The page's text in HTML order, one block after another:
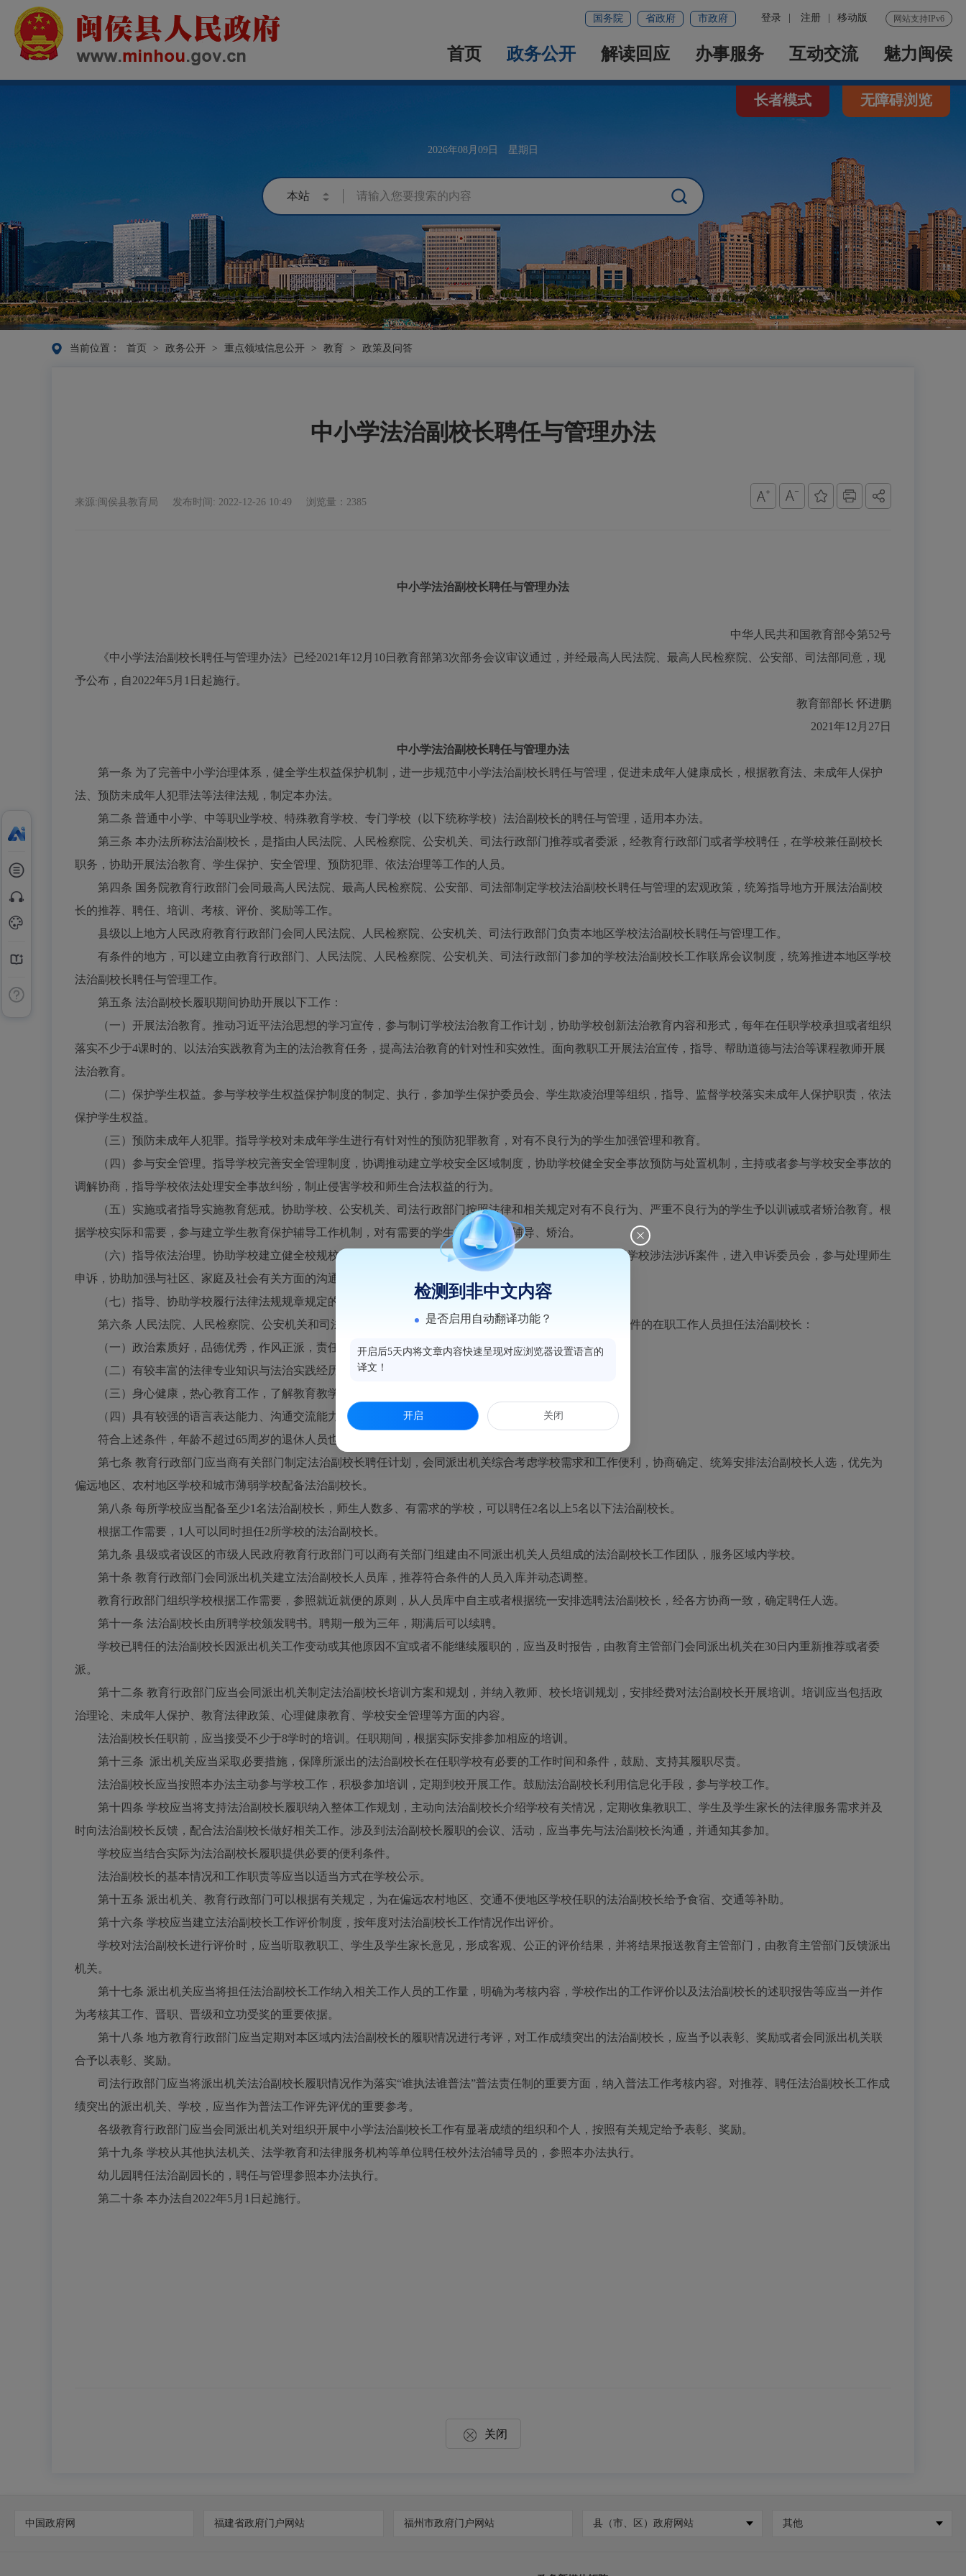
网站支持IPv6
登录 注册 移动版
国务院 省政府 市政府
首页 政务公开 解读回应 办事服务 互动交流 魅力闽侯
2026年08月09日 星期日
长者模式 无障碍浏览
当前位置： 首页 > 政务公开 > 重点领域信息公开 > 教育 > 政策及问答
中小学法治副校长聘任与管理办法
来源:闽侯县教育局 发布时间: 2022-12-26 10:49 浏览量：2385
中小学法治副校长聘任与管理办法
中华人民共和国教育部令第52号
《中小学法治副校长聘任与管理办法》已经2021年12月10日教育部第3次部务会议审议通过，并经最高人民法院、最高人民检察院、公安部、司法部同意，现
予公布，自2022年5月1日起施行。
教育部部长 怀进鹏
2021年12月27日
中小学法治副校长聘任与管理办法
第一条 为了完善中小学治理体系，健全学生权益保护机制，进一步规范中小学法治副校长聘任与管理，促进未成年人健康成长，根据教育法、未成年人保护
法、预防未成年人犯罪法等法律法规，制定本办法。
第二条 普通中小学、中等职业学校、特殊教育学校、专门学校（以下统称学校）法治副校长的聘任与管理，适用本办法。
第三条 本办法所称法治副校长，是指由人民法院、人民检察院、公安机关、司法行政部门推荐或者委派，经教育行政部门或者学校聘任，在学校兼任副校长
职务，协助开展法治教育、学生保护、安全管理、预防犯罪、依法治理等工作的人员。
第四条 国务院教育行政部门会同最高人民法院、最高人民检察院、公安部、司法部制定学校法治副校长聘任与管理的宏观政策，统筹指导地方开展法治副校
长的推荐、聘任、培训、考核、评价、奖励等工作。
县级以上地方人民政府教育行政部门会同人民法院、人民检察院、公安机关、司法行政部门负责本地区学校法治副校长聘任与管理工作。
有条件的地方，可以建立由教育行政部门、人民法院、人民检察院、公安机关、司法行政部门参加的学校法治副校长工作联席会议制度，统筹推进本地区学校
法治副校长聘任与管理工作。
第五条 法治副校长履职期间协助开展以下工作：
（一）开展法治教育。推动习近平法治思想的学习宣传，参与制订学校法治教育工作计划，协助学校创新法治教育内容和形式，每年在任职学校承担或者组织
落实不少于4课时的、以法治实践教育为主的法治教育任务，提高法治教育的针对性和实效性。面向教职工开展法治宣传，指导、帮助道德与法治等课程教师开展
法治教育。
（二）保护学生权益。参与学校学生权益保护制度的制定、执行，参加学生保护委员会、学生欺凌治理等组织，指导、监督学校落实未成年人保护职责，依法
保护学生权益。
（三）预防未成年人犯罪。指导学校对未成年学生进行有针对性的预防犯罪教育，对有不良行为的学生加强管理和教育。
（四）参与安全管理。指导学校完善安全管理制度，协调推动建立学校安全区域制度，协助学校健全安全事故预防与处置机制，主持或者参与学校安全事故的
调解协商，指导学校依法处理安全事故纠纷，制止侵害学校和师生合法权益的行为。
（五）实施或者指导实施教育惩戒。协助学校、公安机关、司法行政部门按照法律和相关规定对有不良行为、严重不良行为的学生予以训诫或者矫治教育。根
据学校实际和需要，参与建立学生教育保护辅导工作机制，对有需要的学生进行专门的辅导、矫治。
（六）指导依法治理。协助学校建立健全校规校纪、完善各类规章制度，参与校规校纪的审核，协助处理学校涉法涉诉案件，进入申诉委员会，参与处理师生
申诉，协助加强与社区、家庭及社会有关方面的沟通联系。
（七）指导、协助学校履行法律法规规章规定的其他职责。
第六条 人民法院、人民检察院、公安机关和司法行政部门（以下称派出机关）应当遴选、推荐符合以下条件的在职工作人员担任法治副校长：
（一）政治素质好，品德优秀，作风正派，责任心强；
（二）有较丰富的法律专业知识与法治实践经历，从事法治工作三年以上；
（三）身心健康，热心教育工作，了解教育教学规律和学生的身心特点，关心学生健康成长；
（四）具有较强的语言表达能力、沟通交流能力和组织协调能力。
符合上述条件，年龄不超过65周岁的退休人员也可以经推荐担任一个任期的法治副校长。
第七条 教育行政部门应当商有关部门制定法治副校长聘任计划，会同派出机关综合考虑学校需求和工作便利，协商确定、统筹安排法治副校长人选，优先为
偏远地区、农村地区学校和城市薄弱学校配备法治副校长。
第八条 每所学校应当配备至少1名法治副校长，师生人数多、有需求的学校，可以聘任2名以上5名以下法治副校长。
根据工作需要， 1人可以同时担任2所学校的法治副校长。
第九条 县级或者设区的市级人民政府教育行政部门可以商有关部门组建由不同派出机关人员组成的法治副校长工作团队，服务区域内学校。
第十条 教育行政部门会同派出机关建立法治副校长人员库，推荐符合条件的人员入库并动态调整。
教育行政部门组织学校根据工作需要，参照就近就便的原则，从人员库中自主或者根据统一安排选聘法治副校长，经各方协商一致，确定聘任人选。
第十一条 法治副校长由所聘学校颁发聘书。聘期一般为三年，期满后可以续聘。
学校已聘任的法治副校长因派出机关工作变动或其他原因不宜或者不能继续履职的，应当及时报告，由教育主管部门会同派出机关在30日内重新推荐或者委
派。
第十二条 教育行政部门应当会同派出机关制定法治副校长培训方案和规划，并纳入教师、校长培训规划，安排经费对法治副校长开展培训。培训应当包括政
治理论、未成年人保护、教育法律政策、心理健康教育、学校安全管理等方面的内容。
法治副校长任职前，应当接受不少于8学时的培训。任职期间，根据实际安排参加相应的培训。
第十三条 派出机关应当采取必要措施，保障所派出的法治副校长在任职学校有必要的工作时间和条件，鼓励、支持其履职尽责。
法治副校长应当按照本办法主动参与学校工作，积极参加培训，定期到校开展工作。鼓励法治副校长利用信息化手段，参与学校工作。
第十四条 学校应当将支持法治副校长履职纳入整体工作规划，主动向法治副校长介绍学校有关情况，定期收集教职工、学生及学生家长的法律服务需求并及
时向法治副校长反馈，配合法治副校长做好相关工作。涉及到法治副校长履职的会议、活动，应当事先与法治副校长沟通，并通知其参加。
学校应当结合实际为法治副校长履职提供必要的便利条件。
法治副校长的基本情况和工作职责等应当以适当方式在学校公示。
第十五条 派出机关、教育行政部门可以根据有关规定，为在偏远农村地区、交通不便地区学校任职的法治副校长给予食宿、交通等补助。
第十六条 学校应当建立法治副校长工作评价制度，按年度对法治副校长工作情况作出评价。
学校对法治副校长进行评价时，应当听取教职工、学生及学生家长意见，形成客观、公正的评价结果，并将结果报送教育主管部门，由教育主管部门反馈派出
机关。
第十七条 派出机关应当将担任法治副校长工作纳入相关工作人员的工作量，明确为考核内容，学校作出的工作评价以及法治副校长的述职报告等应当一并作
为考核其工作、晋职、晋级和立功受奖的重要依据。
第十八条 地方教育行政部门应当定期对本区域内法治副校长的履职情况进行考评，对工作成绩突出的法治副校长，应当予以表彰、奖励或者会同派出机关联
合予以表彰、奖励。
司法行政部门应当将派出机关法治副校长履职情况作为落实“谁执法谁普法”普法责任制的重要方面，纳入普法工作考核内容。对推荐、聘任法治副校长工作成
绩突出的派出机关、学校，应当作为普法工作评先评优的重要参考。
各级教育行政部门应当会同派出机关对组织开展中小学法治副校长工作有显著成绩的组织和个人，按照有关规定给予表彰、奖励。
第十九条 学校从其他执法机关、法学教育和法律服务机构等单位聘任校外法治辅导员的，参照本办法执行。
幼儿园聘任法治副园长的，聘任与管理参照本办法执行。
第二十条 本办法自2022年5月1日起施行。
关闭
中国政府网 福建省政府门户网站 福州市政府门户网站 县（市、区）政府网站 其他
检测到非中文内容
是否启用自动翻译功能？
开启后5天内将文章内容快速呈现对应浏览器设置语言的
译文！
开启 关闭